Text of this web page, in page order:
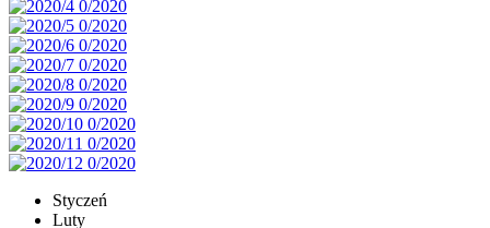
Styczeń
Luty